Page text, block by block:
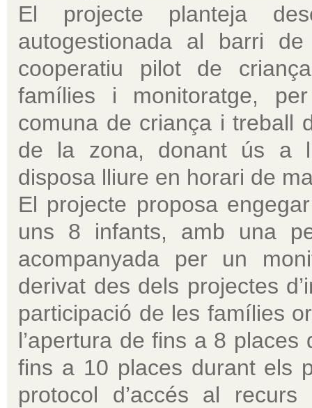
El projecte planteja
autogestionada al barri
cooperatiu pilot de
famílies i monitoratge,
comuna de criança i treball
de la zona, donant ús a
disposa lliure en horari de
El projecte proposa
uns 8 infants, amb una
acompanyada per un
derivat des dels projectes
participació de les famílies
l’apertura de fins a 8
fins a 10 places durant els
protocol d’accés al recurs